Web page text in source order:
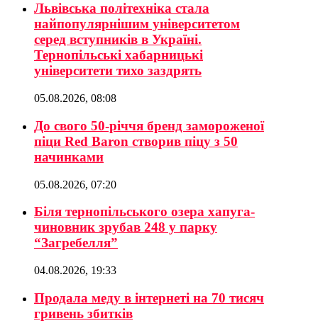
Львівська політехніка стала
найпопулярнішим університетом
серед вступників в Україні.
Тернопільські хабарницькі
університети тихо заздрять
05.08.2026, 08:08
До свого 50-річчя бренд замороженої
піци Red Baron створив піцу з 50
начинками
05.08.2026, 07:20
Біля тернопільського озера хапуга-
чиновник зрубав 248 у парку
“Загребелля”
04.08.2026, 19:33
Продала меду в інтернеті на 70 тисяч
гривень збитків